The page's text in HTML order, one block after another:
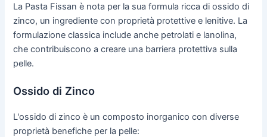
La Pasta Fissan è nota per la sua formula ricca di ossido di
zinco, un ingrediente con proprietà protettive e lenitive. La
formulazione classica include anche petrolati e lanolina,
che contribuiscono a creare una barriera protettiva sulla
pelle.
Ossido di Zinco
L'ossido di zinco è un composto inorganico con diverse
proprietà benefiche per la pelle: